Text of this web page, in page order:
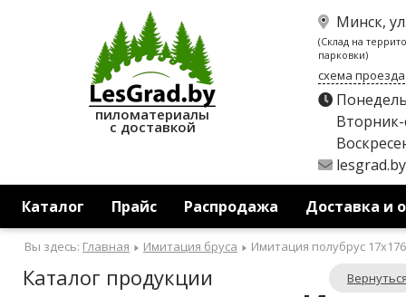
пиломатериалы
с доставкой
Минск,
(Склад на
парковки)
схема проезда
Вторник-
Каталог Прайс Распродажа Доставка и
Вы здесь: Главная Имитация бруса Имитация полубрус
Каталог продукции